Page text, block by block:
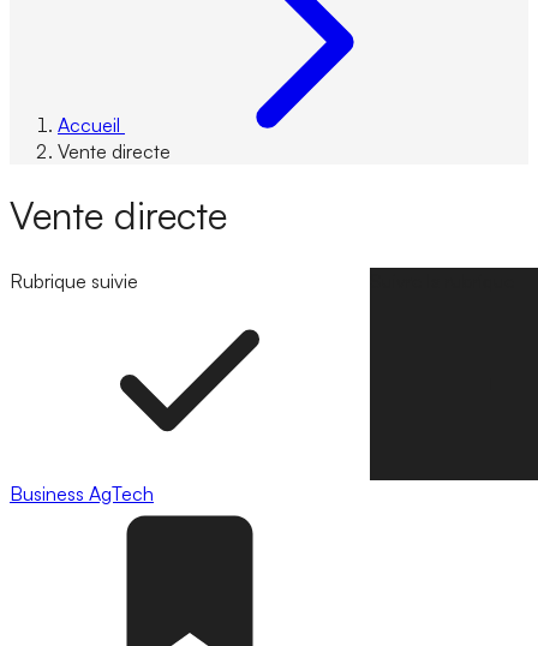
Accueil
Vente directe
Vente directe
Rubrique suivie
Business AgTech